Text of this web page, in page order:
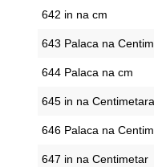
642 in na cm
643 Palaca na
644 Palaca na cm
645 in na Centimetara
646 Palaca na
647 in na Centimetar